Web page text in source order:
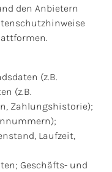
den Anbietern
(z.B.
(z.B.
Zahlungshistorie);
Laufzeit,
Geschäfts- und